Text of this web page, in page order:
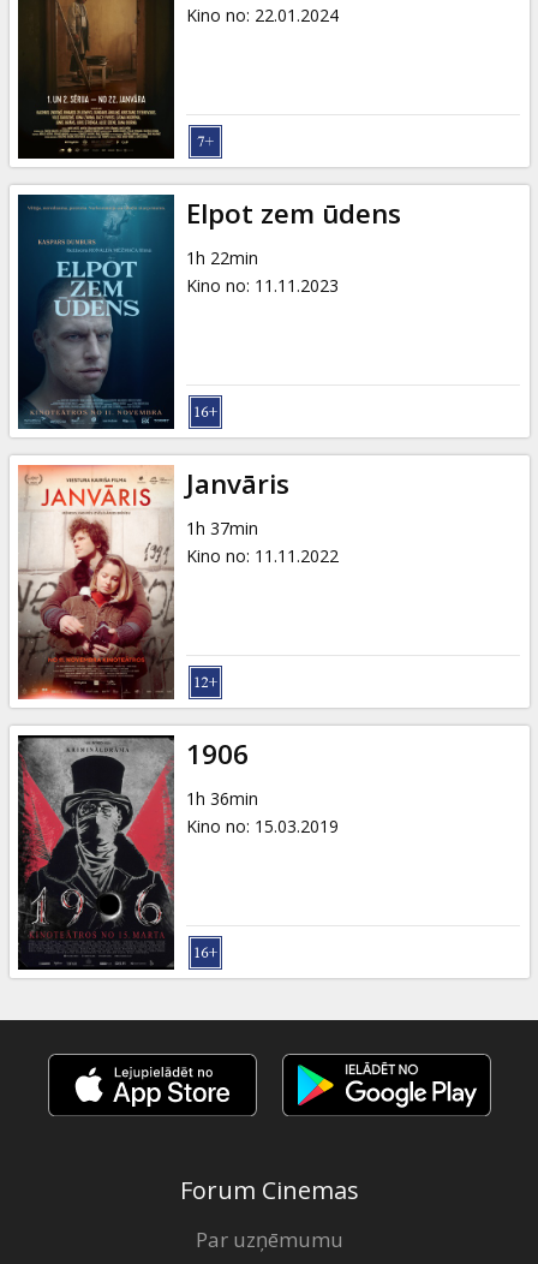
Kino no: 22.01.2024
Elpot zem ūdens
1h 22min
Kino no: 11.11.2023
Janvāris
1h 37min
Kino no: 11.11.2022
1906
1h 36min
Kino no: 15.03.2019
Forum Cinemas
Par uzņēmumu